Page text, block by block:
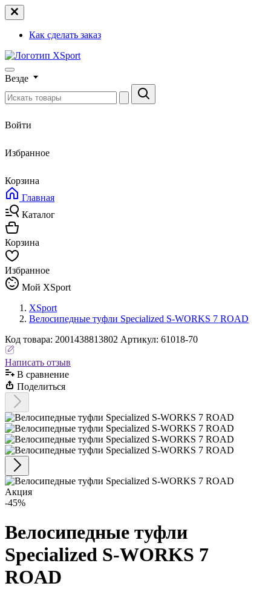
Как сделать заказ
Везде
Войти
Избранное
Корзина
Главная
Каталог
Корзина
Избранное
Мой XSport
XSport
Велосипедные туфли Specialized S-WORKS 7 ROAD
Код товара: 2001438813802 Артикул: 61018-70
Написать отзыв
В сравнениe
Поделиться
Акция
-45%
Велосипедные туфли
Specialized S-WORKS 7
ROAD